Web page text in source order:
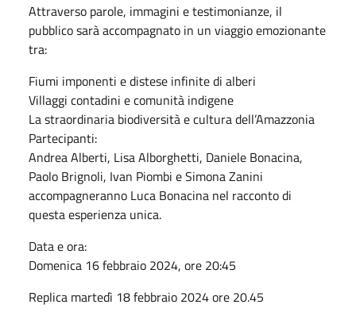
Attraverso parole, immagini e testimonianze, il
pubblico sarà accompagnato in un viaggio emozionante
tra:
Fiumi imponenti e distese infinite di alberi
Villaggi contadini e comunità indigene
La straordinaria biodiversità e cultura dell’Amazzonia
Partecipanti:
Andrea Alberti, Lisa Alborghetti, Daniele Bonacina,
Paolo Brignoli, Ivan Piombi e Simona Zanini
accompagneranno Luca Bonacina nel racconto di
questa esperienza unica.
Data e ora:
Domenica 16 febbraio 2024, ore 20:45
Replica martedì 18 febbraio 2024 ore 20.45